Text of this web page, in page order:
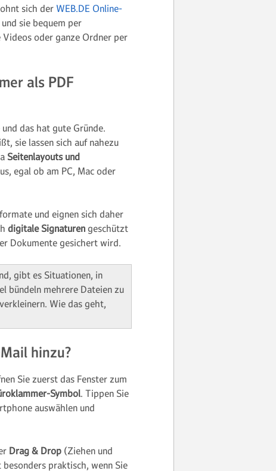
sich der WEB.DE Online-
sie bequem per
Videos oder ganze Ordner per
als PDF
das hat gute Gründe.
sie lassen sich auf nahezu
Seitenlayouts und
egal ob am PC, Mac oder
und eignen sich daher
digitale Signaturen geschützt
Dokumente gesichert wird.
gibt es Situationen, in
bündeln mehrere Dateien zu
Wie das geht,
hinzu?
Sie zuerst das Fenster zum
Symbol. Tippen Sie
auswählen und
Drag & Drop (Ziehen und
praktisch, wenn Sie